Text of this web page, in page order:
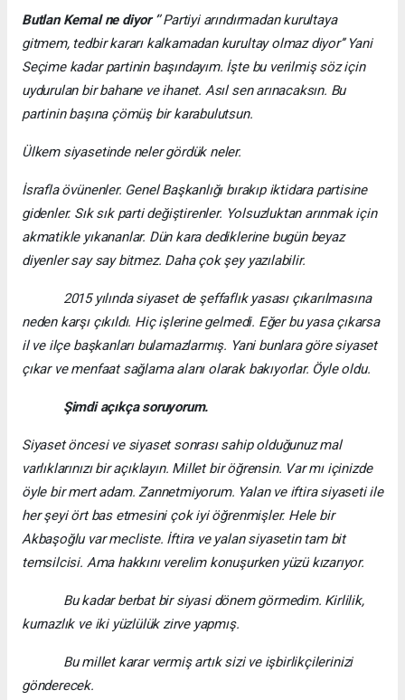
Butlan Kemal ne diyor ’’ Partiyi arındırmadan kurultaya
gitmem, tedbir kararı kalkamadan kurultay olmaz diyor’’ Yani
Seçime kadar partinin başındayım. İşte bu verilmiş söz için
uydurulan bir bahane ve ihanet. Asıl sen arınacaksın. Bu
partinin başına çömüş bir karabulutsun.
Ülkem siyasetinde neler gördük neler.
İsrafla övünenler. Genel Başkanlığı bırakıp iktidara partisine
gidenler. Sık sık parti değiştirenler. Yolsuzluktan arınmak için
akmatikle yıkananlar. Dün kara dediklerine bugün beyaz
diyenler say say bitmez. Daha çok şey yazılabilir.
2015 yılında siyaset de şeffaflık yasası çıkarılmasına
neden karşı çıkıldı. Hiç işlerine gelmedi. Eğer bu yasa çıkarsa
il ve ilçe başkanları bulamazlarmış. Yani bunlara göre siyaset
çıkar ve menfaat sağlama alanı olarak bakıyorlar. Öyle oldu.
Şimdi açıkça soruyorum.
Siyaset öncesi ve siyaset sonrası sahip olduğunuz mal
varlıklarınızı bir açıklayın. Millet bir öğrensin. Var mı içinizde
öyle bir mert adam. Zannetmiyorum. Yalan ve iftira siyaseti ile
her şeyi ört bas etmesini çok iyi öğrenmişler. Hele bir
Akbaşoğlu var mecliste. İftira ve yalan siyasetin tam bit
temsilcisi. Ama hakkını verelim konuşurken yüzü kızarıyor.
Bu kadar berbat bir siyasi dönem görmedim. Kirlilik,
kurnazlık ve iki yüzlülük zirve yapmış.
Bu millet karar vermiş artık sizi ve işbirlikçilerinizi
gönderecek.